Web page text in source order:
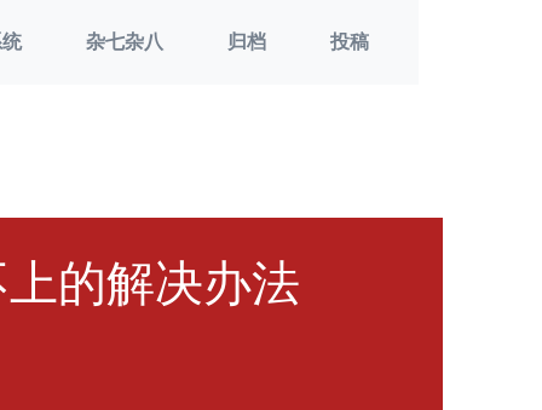
杂七杂八 归档 投稿
的解决办法